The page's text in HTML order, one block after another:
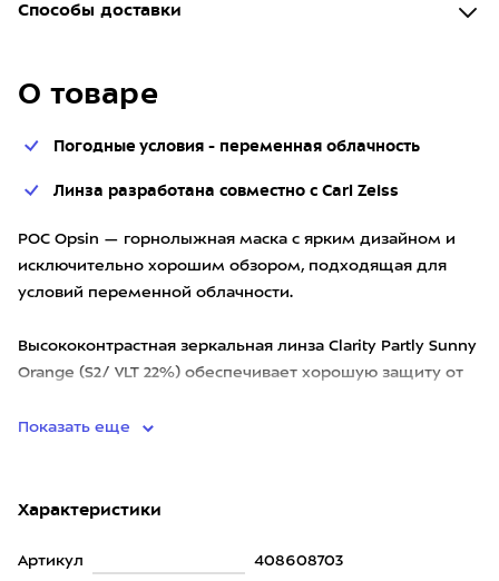
Способы доставки
О товаре
Погодные условия - переменная облачность
Линза разработана совместно с Carl Zeiss
POC Opsin — горнолыжная маска с ярким дизайном и
исключительно хорошим обзором, подходящая для
условий переменной облачности.
Высококонтрастная зеркальная линза Clarity Partly Sunny
Orange (S2/ VLT 22%) обеспечивает хорошую защиту от
Показать еще
Характеристики
Артикул 408608703